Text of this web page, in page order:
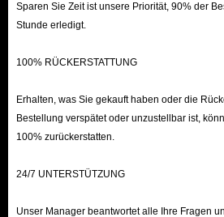
Sparen Sie Zeit ist unsere Priorität, 90% der
Stunde erledigt.
100% RÜCKERSTATTUNG
Erhalten, was Sie gekauft haben oder die
Bestellung verspätet oder unzustellbar ist,
100% zurückerstatten.
24/7 UNTERSTÜTZUNG
Unser Manager beantwortet alle Ihre Fragen